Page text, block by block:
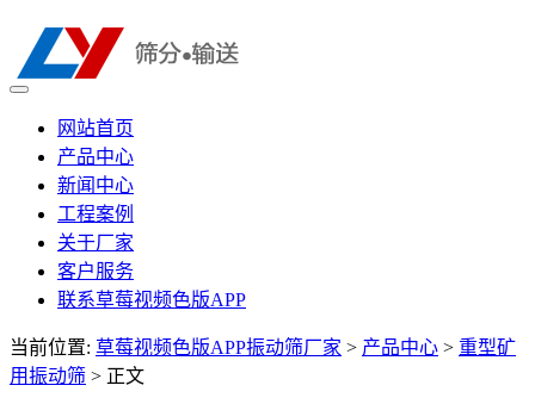
网站首页
产品中心
新闻中心
工程案例
关于厂家
客户服务
联系草莓视频色版APP
当前位置: 草莓视频色版APP振动筛厂家 > 产品中心 > 重型矿
用振动筛 > 正文